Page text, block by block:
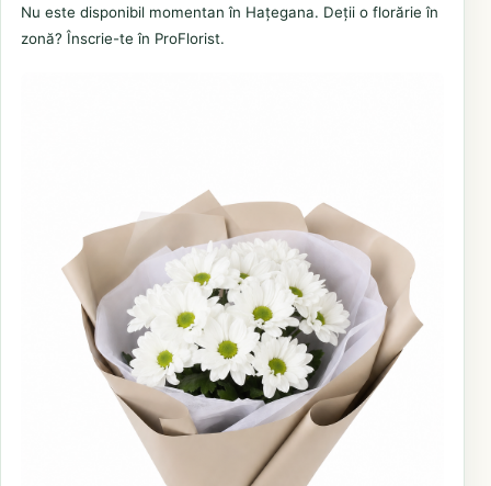
Nu este disponibil momentan în Hațegana. Deții o florărie în
zonă? Înscrie-te în ProFlorist.